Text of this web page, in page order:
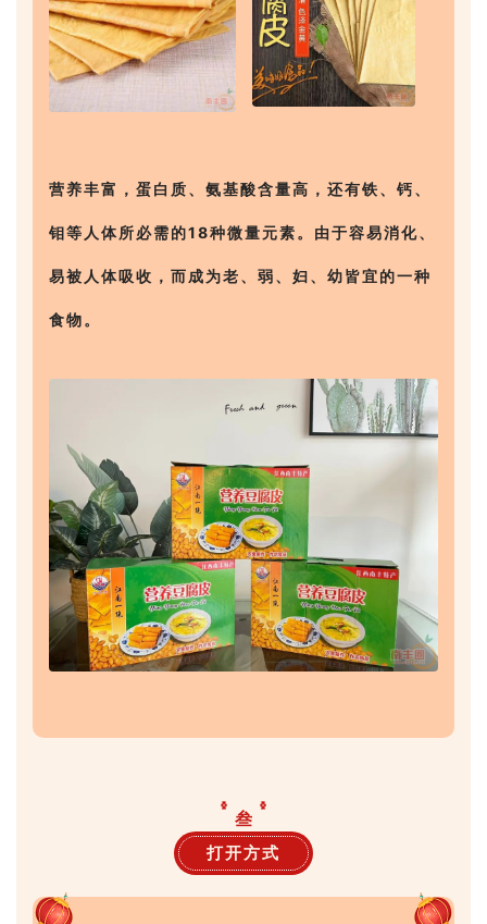
营养丰富，蛋白质、氨基酸含量高，还有铁、钙、
钼等人体所必需的18种微量元素。由于容易消化、
易被人体吸收，而成为老、弱、妇、幼皆宜的一种
食物。
叁
打开方式